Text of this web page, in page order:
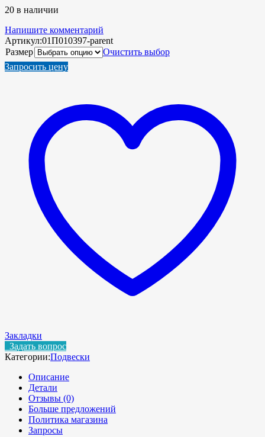
20 в наличии
Напишите комментарий
Артикул:01П010397-parent
Размер
Очистить выбор
Запросить цену
Закладки
Задать вопрос
Категории:Подвески
Описание
Детали
Отзывы (0)
Больше предложений
Политика магазина
Запросы